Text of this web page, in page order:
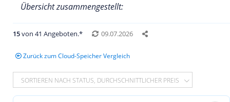
Übersicht zusammengestellt:
15von 41 Angeboten.* 09.07.2026
Zurück zum Cloud-Speicher Vergleich
SORTIEREN NACH STATUS, DURCHSCHNITTLICHER PREIS